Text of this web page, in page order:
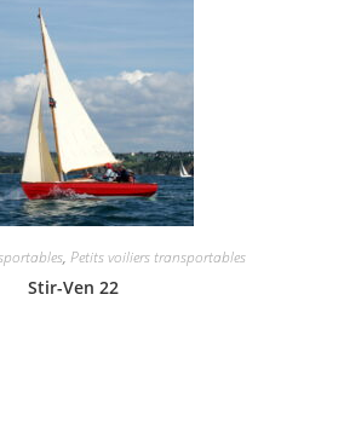
, Petits voiliers transportables
Stir-Ven 22